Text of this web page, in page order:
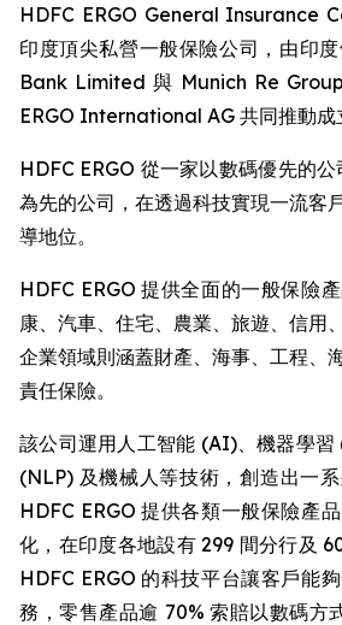
HDFC ERGO General Insurance
印度頂尖私營一般保險公司，由印
Bank Limited 與 Munich Re
ERGO International AG 共同推動成
HDFC ERGO 從一家以數碼優先的
為先的公司，在透過科技實現一流客
導地位。
HDFC ERGO 提供全面的一般保險
康、汽車、住宅、農業、旅遊、信用
企業領域則涵蓋財產、海事、工程、
責任保險。
該公司運用人工智能 (AI)、機器學
(NLP) 及機械人等技術，創造出一系
HDFC ERGO 提供各類一般保險產
化，在印度各地設有 299 間分行及
HDFC ERGO 的科技平台讓客戶能
務，零售產品逾 70% 索賠以數碼方